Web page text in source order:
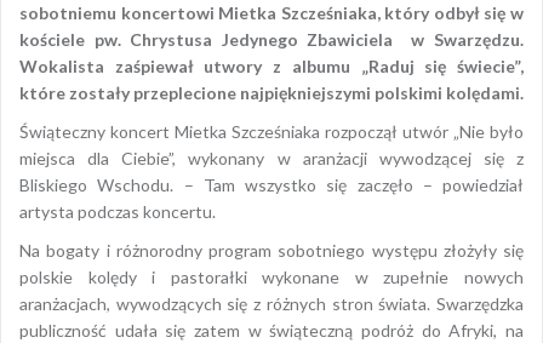
sobotniemu koncertowi Mietka Szcześniaka, który odbył się w
kościele pw. Chrystusa Jedynego Zbawiciela w Swarzędzu.
Wokalista zaśpiewał utwory z albumu „Raduj się świecie”,
które zostały przeplecione najpiękniejszymi polskimi kolędami.
Świąteczny koncert Mietka Szcześniaka rozpoczął utwór „Nie było
miejsca dla Ciebie”, wykonany w aranżacji wywodzącej się z
Bliskiego Wschodu. – Tam wszystko się zaczęło – powiedział
artysta podczas koncertu.
Na bogaty i różnorodny program sobotniego występu złożyły się
polskie kolędy i pastorałki wykonane w zupełnie nowych
aranżacjach, wywodzących się z różnych stron świata. Swarzędzka
publiczność udała się zatem w świąteczną podróż do Afryki, na